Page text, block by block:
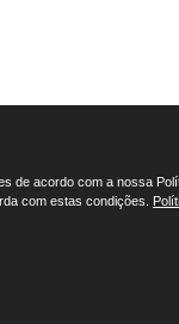
de acordo com a nossa
com estas condições.